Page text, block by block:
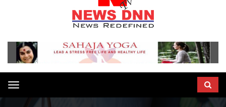
Toggle
navigation